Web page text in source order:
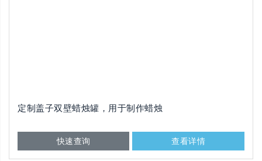
定制盖子双壁蜡烛罐，用于制作蜡烛
快速查询 查看详情